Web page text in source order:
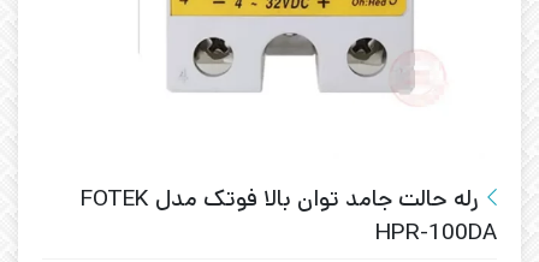
رله حالت جامد توان بالا فوتک مدل FOTEK
HPR-100DA